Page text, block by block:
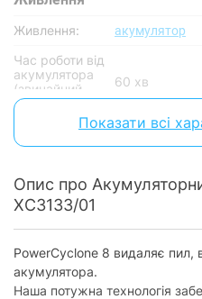
Живлення: акумулятор
Час роботи від
акумулятора
(звичайний
режим):
60 хв
Час повного
заряджання
5 год
Напруга
акумулятора:
25.2 В
Потужність
Регулятор
потужності:
на ручці
Показати всі
Опис про
XC3133/01
PowerCyclone 8 видаляє
акумулятора.
Наша потужна технологія